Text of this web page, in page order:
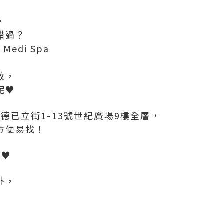
？
Spa
♥
已立街1-13號世紀廣場9樓全層，
易找！
♥